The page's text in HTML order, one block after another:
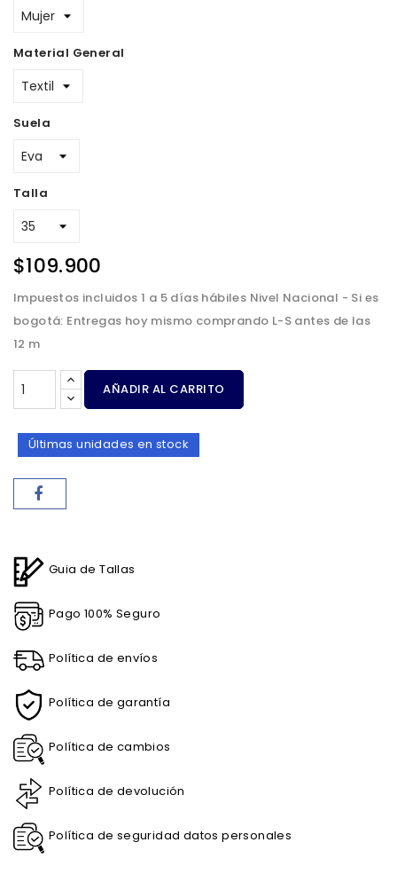
Material General
Suela
Talla
$109.900
Impuestos incluidos 1 a 5 días hábiles Nivel Nacional - Si es
bogotá: Entregas hoy mismo comprando L-S antes de las
12 m
AÑADIR AL CARRITO
Últimas unidades en stock
Guia de Tallas
Pago 100% Seguro
Política de envíos
Política de garantía
Política de cambios
Política de devolución
Política de seguridad datos personales